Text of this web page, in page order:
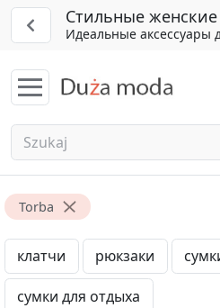
Стильные женские
Идеальные аксессуары
Torba
клатчи рюкзаки
сумки для отдыха